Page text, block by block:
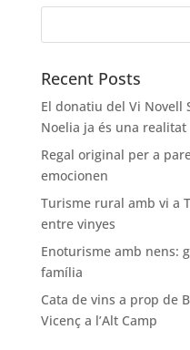
Recent Posts
El donatiu del Vi Novell
Noelia ja és una realitat
Regal original per a
emocionen
Turisme rural amb vi a
entre vinyes
Enoturisme amb nens:
família
Cata de vins a prop de
Vicenç a l’Alt Camp